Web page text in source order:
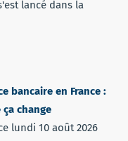
lancé dans la
bancaire en France :
change
lundi 10 août 2026